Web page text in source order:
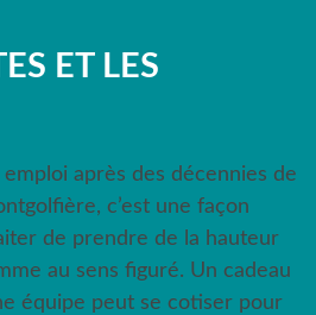
ET LES
après des décennies de
c’est une façon
de prendre de la hauteur
au sens figuré. Un cadeau
équipe peut se cotiser pour